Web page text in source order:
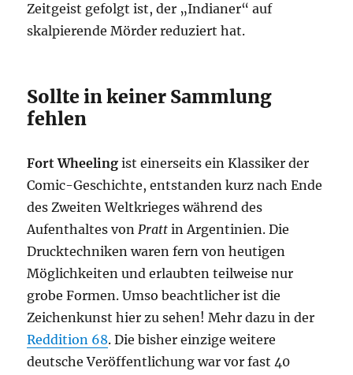
Zeitgeist gefolgt ist, der „Indianer“ auf
skalpierende Mörder reduziert hat.
Sollte in keiner Sammlung
fehlen
Fort Wheeling ist einerseits ein Klassiker der
Comic-Geschichte, entstanden kurz nach Ende
des Zweiten Weltkrieges während des
Aufenthaltes vonPratt in Argentinien. Die
Drucktechniken waren fern von heutigen
Möglichkeiten und erlaubten teilweise nur
grobe Formen. Umso beachtlicher ist die
Zeichenkunst hier zu sehen! Mehr dazu in der
Reddition 68. Die bisher einzige weitere
deutsche Veröffentlichung war vor fast 40